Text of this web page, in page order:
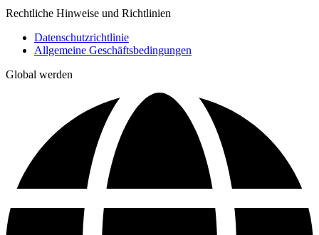
Rechtliche Hinweise und Richtlinien
Datenschutzrichtlinie
Allgemeine Geschäftsbedingungen
Global werden